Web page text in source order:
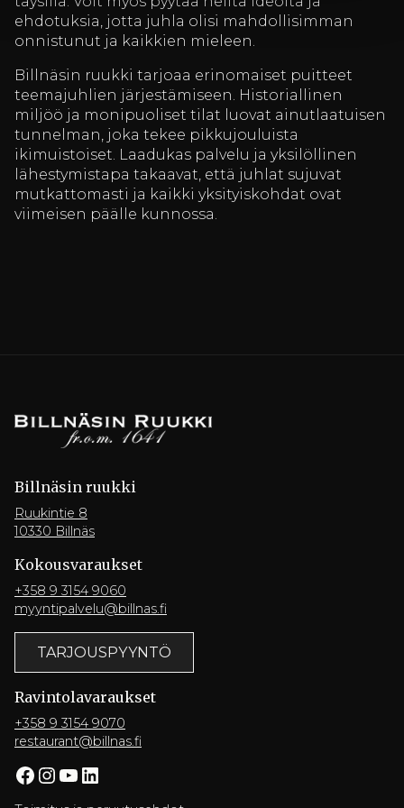
ehdotuksia, jotta juhla olisi mahdollisimman
onnistunut ja kaikkien mieleen.
Billnäsin ruukki tarjoaa erinomaiset puitteet
teemajuhlien järjestämiseen. Historiallinen
miljöö ja monipuoliset tilat luovat ainutlaatuisen
tunnelman, joka tekee pikkujouluista
ikimuistoiset. Laadukas palvelu ja yksilöllinen
lähestymistapa takaavat, että juhlat sujuvat
mutkattomasti ja kaikki yksityiskohdat ovat
viimeisen päälle kunnossa.
Billnäsin ruukki
Ruukintie 8
10330 Billnäs
Kokousvaraukset
+358 9 3154 9060
myyntipalvelu@billnas.fi
TARJOUSPYYNTÖ
Ravintola­varaukset
+358 9 3154 9070
restaurant@billnas.fi
Facebook InstagramYouTube LinkedIn